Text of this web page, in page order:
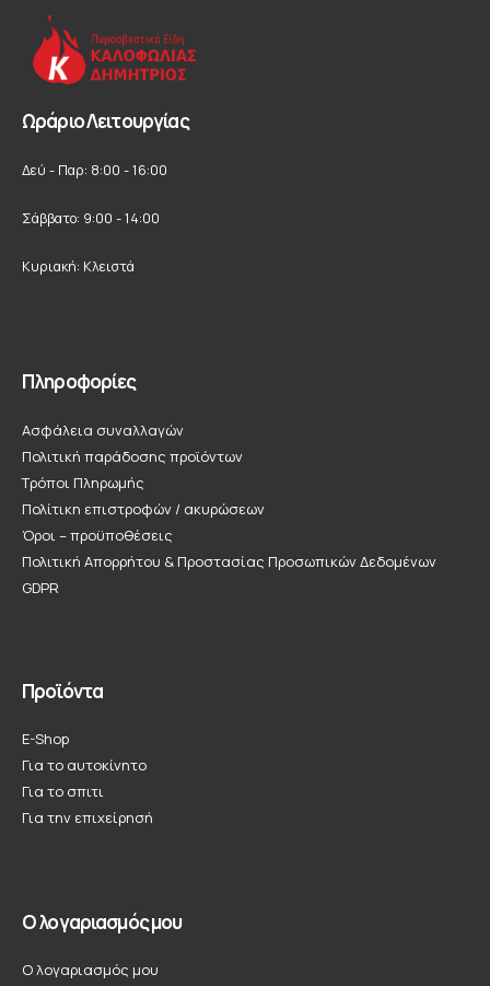
Ωράριο Λειτουργίας
Δεύ - Παρ: 8:00 - 16:00
Σάββατο: 9:00 - 14:00
Κυριακή: Κλειστά
Πληροφορίες
Ασφάλεια συναλλαγών
Πολιτική παράδοσης προϊόντων
Τρόποι Πληρωμής
Πολίτικη επιστροφών / ακυρώσεων
Όροι – προϋποθέσεις
Πολιτική Απορρήτου & Προστασίας Προσωπικών Δεδομένων
GDPR
Προϊόντα
E-Shop
Για το αυτοκίνητο
Για το σπιτι
Για την επιχείρησή
Ο λογαριασμός μου
Ο λογαριασμός μου